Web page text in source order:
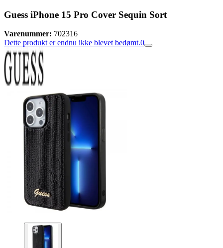
Guess iPhone 15 Pro Cover Sequin Sort
Varenummer: 702316
Dette produkt er endnu ikke blevet bedømt.0